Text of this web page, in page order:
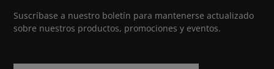
Suscríbase a nuestro boletín para mantenerse actualizado
sobre nuestros productos, promociones y eventos.